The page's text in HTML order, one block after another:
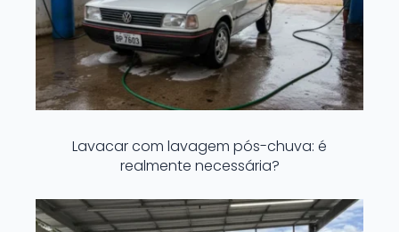
Lavacar com lavagem pós-chuva: é
realmente necessária?